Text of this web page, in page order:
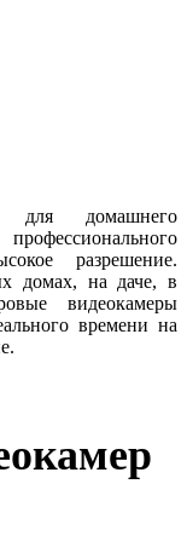
для домашнего
разрешение.
домах, на даче, в
видеокамеры
времени на